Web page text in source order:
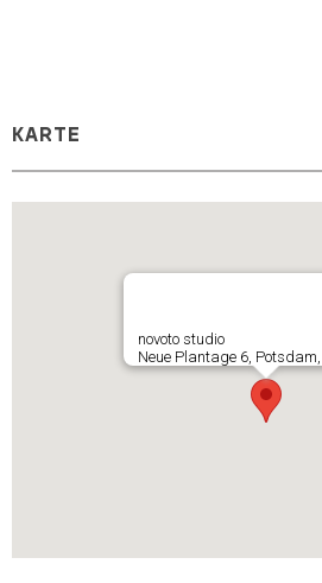
KARTE
novoto studio
Neue Plantage 6,